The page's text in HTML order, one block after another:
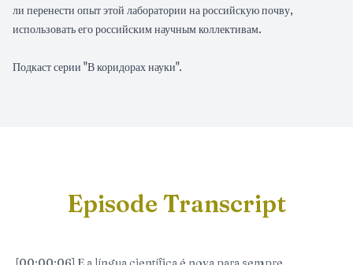
ли перенести опыт этой лаборатории на российскую почву,
использовать его российским научным коллективам.
Подкаст серии "В коридорах науки".
Episode Transcript